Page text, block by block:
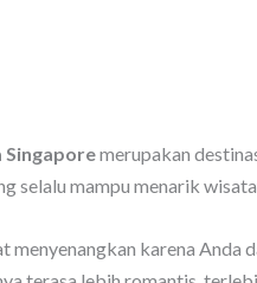
merupakan
selalu mampu menarik
menyenangkan karena Anda